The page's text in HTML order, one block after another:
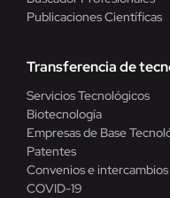
Publicaciones Científicas
Transferencia de
Servicios Tecnológicos
Biotecnología
Empresas de Base
Patentes
Convenios e intercambios
COVID-19